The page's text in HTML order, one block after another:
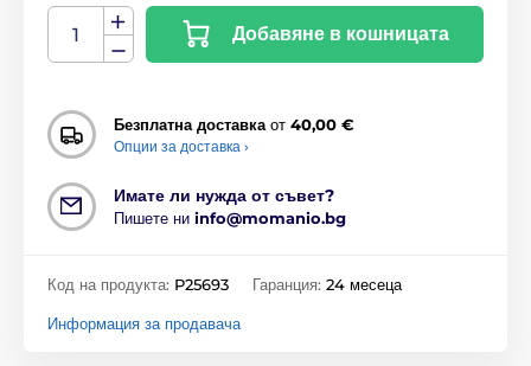
Добавяне в кошницата
Безплатна доставка от 40,00 €
Опции за доставка ›
Имате ли нужда от съвет?
Пишете ни info@momanio.bg
Код на продукта: P25693 Гаранция: 24 месеца
Информация за продавача